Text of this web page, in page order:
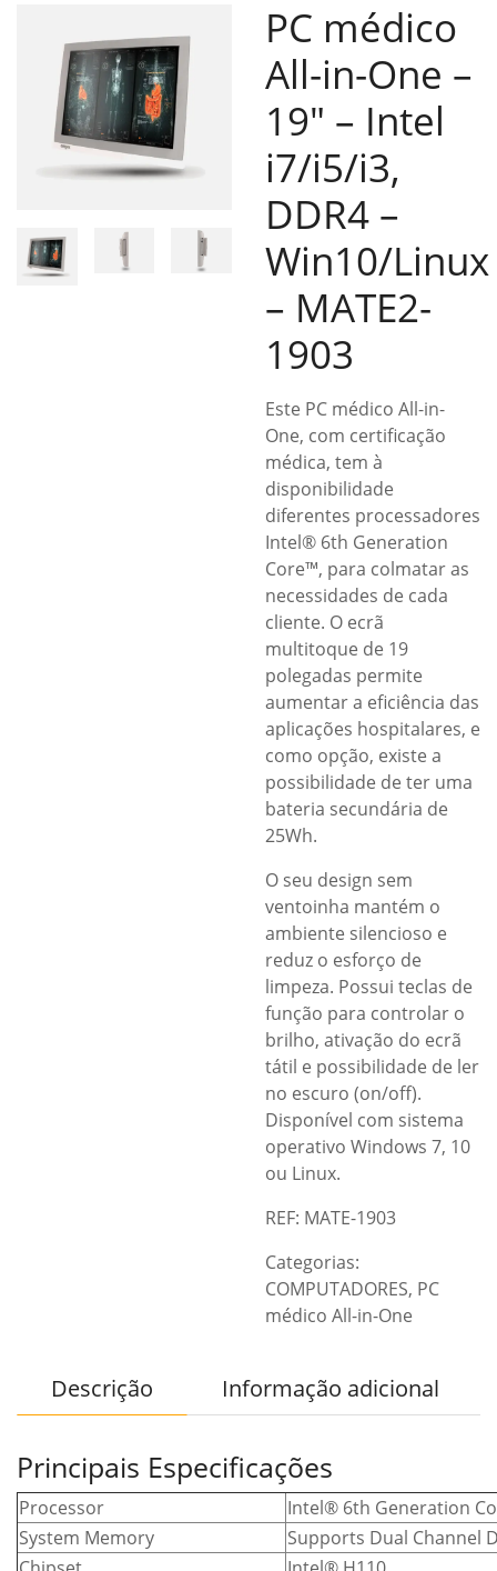
PC médico
All-in-One –
19″ – Intel
i7/i5/i3,
DDR4 –
Win10/Linux
– MATE2-
1903
Este PC médico All-in-
One, com certificação
médica, tem à
disponibilidade
diferentes processadores
Intel® 6th Generation
Core™, para colmatar as
necessidades de cada
cliente. O ecrã
multitoque de 19
polegadas permite
aumentar a eficiência das
aplicações hospitalares, e
como opção, existe a
possibilidade de ter uma
bateria secundária de
25Wh.
O seu design sem
ventoinha mantém o
ambiente silencioso e
reduz o esforço de
limpeza. Possui teclas de
função para controlar o
brilho, ativação do ecrã
tátil e possibilidade de ler
no escuro (on/off).
Disponível com sistema
operativo Windows 7, 10
ou Linux.
REF: MATE-1903
Categorias:
COMPUTADORES, PC
médico All-in-One
Descrição Informação adicional
Principais Especificações
Processor
Intel® 6th Generation
System Memory
Supports Dual Channel